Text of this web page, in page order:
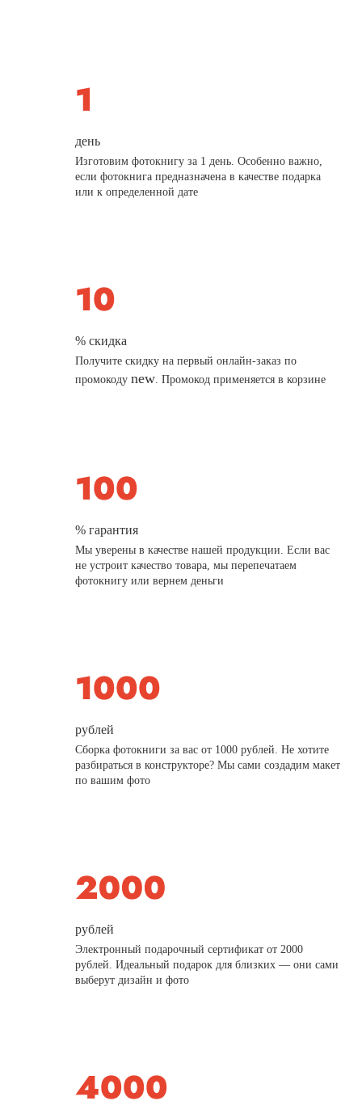
день
Изготовим фотокнигу за 1 день. Особенно важно,
если фотокнига предназначена в качестве подарка
или к определенной дате
% скидка
Получите скидку на первый онлайн-заказ по
промокодуnew. Промокод применяется в корзине
% гарантия
Мы уверены в качестве нашей продукции. Если вас
не устроит качество товара, мы перепечатаем
фотокнигу или вернем деньги
рублей
Сборка фотокниги за вас от 1000 рублей. Не хотите
разбираться в конструкторе? Мы сами создадим макет
по вашим фото
рублей
Электронный подарочный сертификат от 2000
рублей. Идеальный подарок для близких — они сами
выберут дизайн и фото